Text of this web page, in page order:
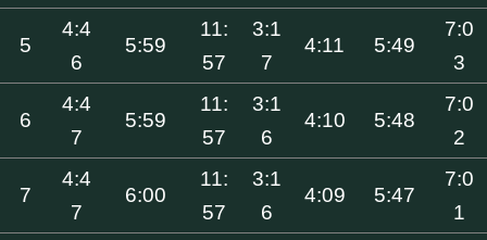
5
4:4
6
5:59
11:
57
3:1
7
4:11 5:49
7:0
3
6
4:4
7
5:59
11:
57
3:1
6
4:10 5:48
7:0
2
7
4:4
7
6:00
11:
57
3:1
6
4:09 5:47
7:0
1